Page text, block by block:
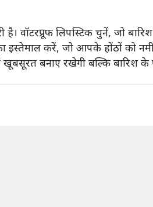
वॉटरप्रूफ लिपस्टिक चुनें, जो बारिश
इस्तेमाल करें, जो आपके होंठों को
बनाए रखेगी बल्कि बारिश के